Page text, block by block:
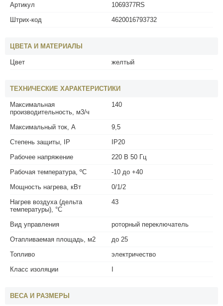
Артикул
1069377RS
Штрих-код
4620016793732
ЦВЕТА И МАТЕРИАЛЫ
Цвет желтый
ТЕХНИЧЕСКИЕ ХАРАКТЕРИСТИКИ
Максимальная
производительность, м3/ч
140
Максимальный ток, А
9,5
Степень защиты, IP
IP20
Рабочее напряжение
220 В 50 Гц
Рабочая температура, ºС
-10 до +40
Мощность нагрева, кВт
0/1/2
Нагрев воздуха (дельта
температуры), °С
43
Вид управления
роторный переключатель
Отапливаемая площадь, м2
до 25
Топливо
электричество
Класс изоляции
I
ВЕСА И РАЗМЕРЫ